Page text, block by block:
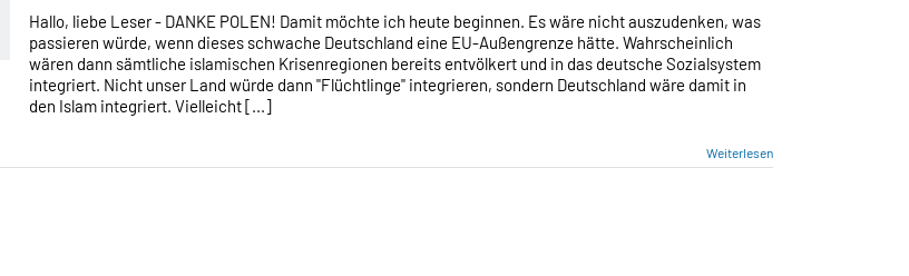
POLITIK
FÖRDERT
ASYLMISSBRAUCH
Hallo, liebe Leser - DANKE POLEN! Damit möchte ich heute beginnen. Es wäre nicht auszudenken, was
passieren würde, wenn dieses schwache Deutschland eine EU-Außengrenze hätte. Wahrscheinlich
wären dann sämtliche islamischen Krisenregionen bereits entvölkert und in das deutsche Sozialsystem
integriert. Nicht unser Land würde dann "Flüchtlinge" integrieren, sondern Deutschland wäre damit in
den Islam integriert. Vielleicht [...]
Weiterlesen